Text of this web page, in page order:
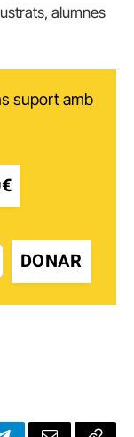
alumnes
suport amb
DONAR